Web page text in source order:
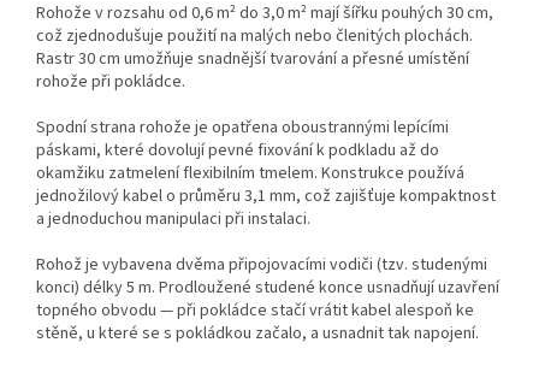
Rohože v rozsahu od 0,6 m² do 3,0 m² mají šířku pouhých 30 cm,
což zjednodušuje použití na malých nebo členitých plochách.
Rastr 30 cm umožňuje snadnější tvarování a přesné umístění
rohože při pokládce.
Spodní strana rohože je opatřena oboustrannými lepícími
páskami, které dovolují pevné fixování k podkladu až do
okamžiku zatmelení flexibilním tmelem. Konstrukce používá
jednožilový kabel o průměru 3,1 mm, což zajišťuje kompaktnost
a jednoduchou manipulaci při instalaci.
Rohož je vybavena dvěma připojovacími vodiči (tzv. studenými
konci) délky 5 m. Prodloužené studené konce usnadňují uzavření
topného obvodu — při pokládce stačí vrátit kabel alespoň ke
stěně, u které se s pokládkou začalo, a usnadnit tak napojení.